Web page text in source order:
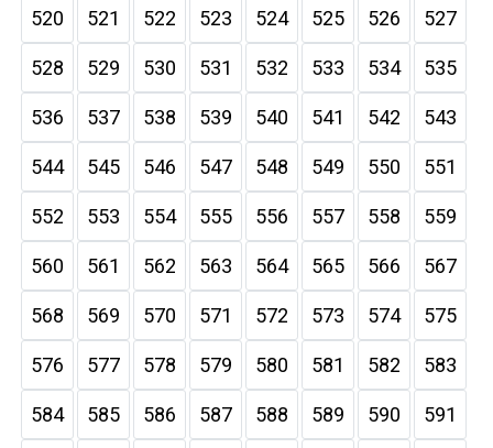
520 521 522 523 524 525 526 527
528 529 530 531 532 533 534 535
536 537 538 539 540 541 542 543
544 545 546 547 548 549 550 551
552 553 554 555 556 557 558 559
560 561 562 563 564 565 566 567
568 569 570 571 572 573 574 575
576 577 578 579 580 581 582 583
584 585 586 587 588 589 590 591